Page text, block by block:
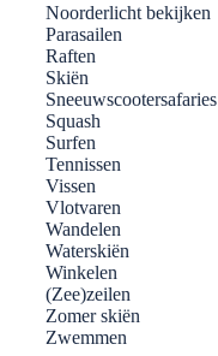
Noorderlicht bekijken
Parasailen
Raften
Skiën
Sneeuwscootersafaries
Squash
Surfen
Tennissen
Vissen
Vlotvaren
Wandelen
Waterskiën
Winkelen
(Zee)zeilen
Zomer skiën
Zwemmen